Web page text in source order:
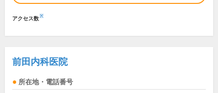
アクセス数※
前田内科医院
所在地・電話番号